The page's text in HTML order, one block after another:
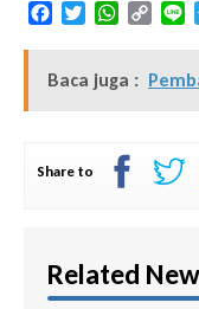
FacebookTwitterWhatsApp
Copy
Baca juga :
Share to
Related